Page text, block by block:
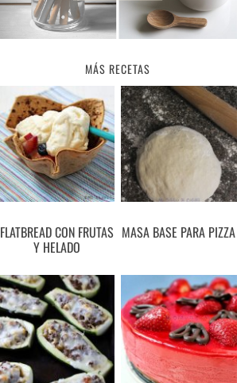
MÁS RECETAS
FLATBREAD CON FRUTAS
Y HELADO
MASA BASE PARA PIZZA